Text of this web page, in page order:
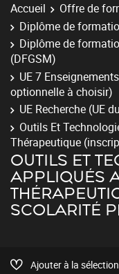
Accueil
Offre de
Diplôme de
Diplôme de
(DFGSM)
UE 7
optionnelle à choisir)
UE Recherche (UE
Outils Et
Thérapeutique
OUTILS ET
APPLIQUÉS
SCOLARITÉ
Ajouter à la sélection